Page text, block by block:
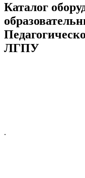
Каталог
ЛГПУ
.